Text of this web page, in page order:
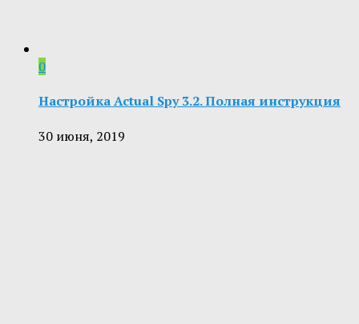
0
Настройка Actual Spy 3.2. Полная инструкция
30 июня, 2019